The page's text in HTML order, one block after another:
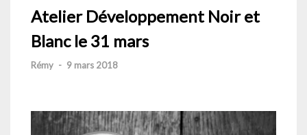
Atelier Développement Noir et
Blanc le 31 mars
Rémy - 9 mars 2018